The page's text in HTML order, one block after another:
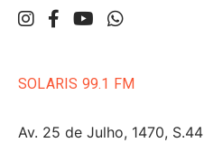
SOLARIS 99.1 FM
Av. 25 de Julho, 1470, S.44